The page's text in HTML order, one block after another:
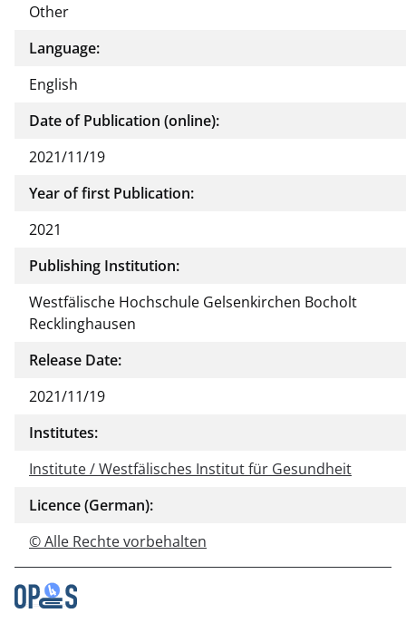
Other
Language:
English
Date of Publication (online):
2021/11/19
Year of first Publication:
2021
Publishing Institution:
Westfälische Hochschule Gelsenkirchen Bocholt
Recklinghausen
Release Date:
2021/11/19
Institutes:
Institute / Westfälisches Institut für Gesundheit
Licence (German):
© Alle Rechte vorbehalten